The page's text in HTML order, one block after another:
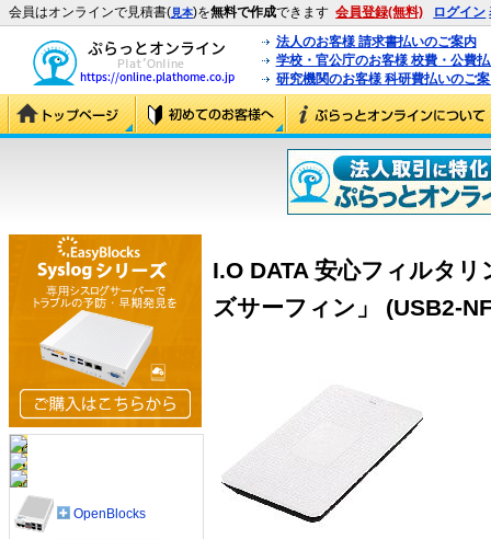
会員はオンラインで見積書(見本)を無料で作成できます 会員登録(無料) ログイン
法人のお客様 請求書払いのご案内
学校・官公庁のお客様 校費・公費
研究機関のお客様 科研費払いのご
I.O DATA 安心フィルタ
ズサーフィン」 (USB2-
OpenBlocks